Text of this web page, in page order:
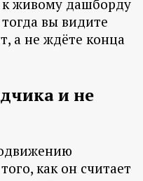
живому дашборду
вы видите
а не ждёте конца
и не
как он считает